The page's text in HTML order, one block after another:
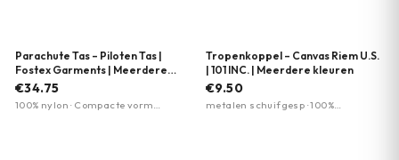
Parachute Tas – Piloten Tas |
Fostex Garments | Meerdere
kleuren
€34.75
100% nylon · Compacte vorm
Tropenkoppel – Canvas Riem U.S.
| 101 INC. | Meerdere kleuren
€9.50
metalen schuifgesp · 100%